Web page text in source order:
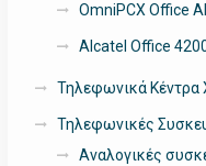
OmniPCX Office
Alcatel Office
Τηλεφωνικά Κέντρα
Τηλεφωνικές
Αναλογικές